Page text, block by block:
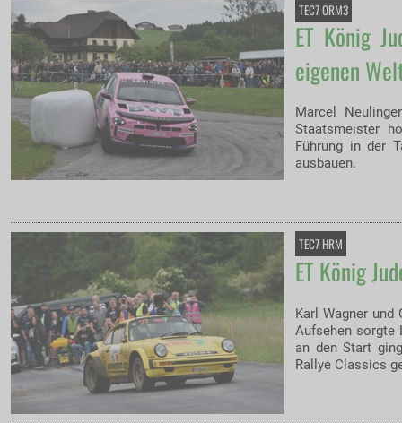
TEC7 ORM3
ET König
eigenen
Marcel
Staatsmeister
Führung in der
ausbauen.
TEC7 HRM
ET König
Karl Wagner und
Aufsehen sorgte
an den Start
Rallye Classics